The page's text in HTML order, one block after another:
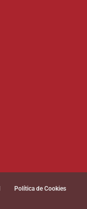
Política de Cookies